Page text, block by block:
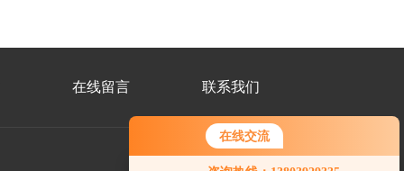
在线交流
在线留言 联系我们